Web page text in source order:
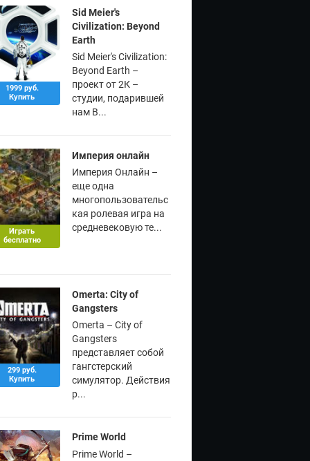
1999 руб.
Купить
Sid Meier's
Civilization: Beyond
Earth
Sid Meier's Civilization:
Beyond Earth –
проект от 2К –
студии, подарившей
нам B...
Играть
бесплатно
Империя онлайн
Империя Онлайн –
еще одна
многопользовательс
кая ролевая игра на
средневековую те...
299 руб.
Купить
Omerta: City of
Gangsters
Omerta – City of
Gangsters
представляет собой
гангстерский
симулятор. Действия
р...
Prime World
Prime World –